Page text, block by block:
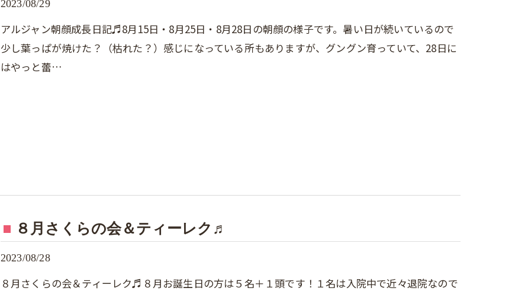
2023/08/29
アルジャン朝顔成長日記♬8月15日・8月25日・8月28日の朝顔の様子です。暑い日が続いているので
少し葉っぱが焼けた？（枯れた？）感じになっている所もありますが、グングン育っていて、28日に
はやっと蕾…
８月さくらの会＆ティーレク♬
2023/08/28
８月さくらの会＆ティーレク♬８月お誕生日の方は５名＋１頭です！１名は入院中で近々退院なので